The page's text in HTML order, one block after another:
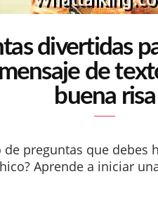
divertidas
de
buena risa
preguntas que debes
Aprende a iniciar